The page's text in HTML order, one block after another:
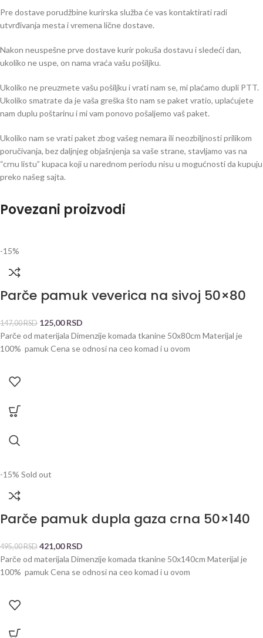
Pre dostave porudžbine kurirska služba će vas kontaktirati radi
utvrđivanja mesta i vremena lične dostave.
Nakon neuspešne prve dostave kurir pokuša dostavu i sledeći dan,
ukoliko ne uspe, on nama vraća vašu pošiljku.
Ukoliko ne preuzmete vašu pošiljku i vrati nam se, mi plaćamo dupli PTT.
Ukoliko smatrate da je vaša greška što nam se paket vratio, uplaćujete
nam duplu poštarinu i mi vam ponovo pošaljemo vaš paket.
Ukoliko nam se vrati paket zbog vašeg nemara ili neozbiljnosti prilikom
poručivanja, bez daljnjeg objašnjenja sa vaše strane, stavljamo vas na
“crnu listu” kupaca koji u narednom periodu nisu u mogućnosti da kupuju
preko našeg sajta.
Povezani proizvodi
-15%
Parče pamuk veverica na sivoj 50×80
147,00RSD 125,00RSD
Parče od materijala Dimenzije komada tkanine 50x80cm Materijal je
100% pamuk Cena se odnosi na ceo komad i u ovom
-15% Sold out
Parče pamuk dupla gaza crna 50×140
495,00RSD 421,00RSD
Parče od materijala Dimenzije komada tkanine 50x140cm Materijal je
100% pamuk Cena se odnosi na ceo komad i u ovom